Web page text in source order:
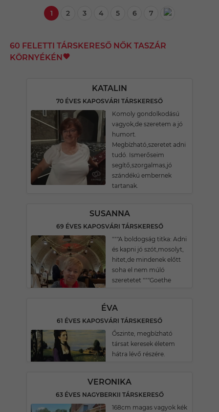
1 2 3 4 5 6 7
60 FELETTI TÁRSKERESŐ NŐK TASZÁR
KÖRNYÉKÉN
KATALIN
70 ÉVES KAPOSVÁRI TÁRSKERESŐ
Komoly gondolkodású
vagyok,de szeretem a jó
humort.
Megbízható,szeretet adni
tudó. Ismerőseim
segítő,szorgalmas,jó
szándékú embernek
tartanak.
SUSANNA
69 ÉVES KAPOSVÁRI TÁRSKERESŐ
"""A boldogság titka: Adni
és kapni jó szót,mosolyt,
hitet,de mindenek előtt
soha el nem múló
szeretetet """Goethe
ÉVA
61 ÉVES KAPOSVÁRI TÁRSKERESŐ
Őszinte, megbízható
társat keresek életem
hátra lévő részére.
VERONIKA
63 ÉVES NAGYBERKII TÁRSKERESŐ
168cm magas vagyok kék